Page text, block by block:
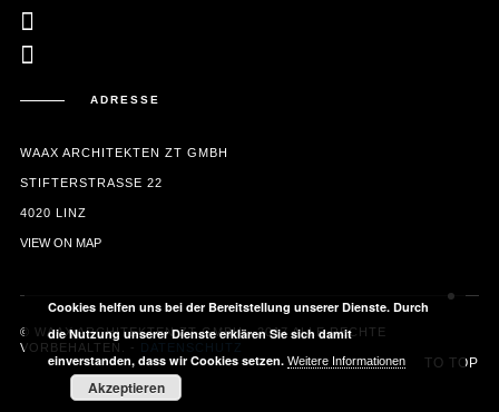
ADRESSE
WAAX ARCHITEKTEN ZT GMBH
STIFTERSTRASSE 22
4020 LINZ
VIEW ON MAP
© WAAX ARCHITEKTEN ZT GMBH - 2017 ALLE RECHTE
VORBEHALTEN. - DATENSCHUTZ
TO TOP
Cookies helfen uns bei der Bereitstellung unserer Dienste. Durch
die Nutzung unserer Dienste erklären Sie sich damit
einverstanden, dass wir Cookies setzen.Weitere Informationen
Akzeptieren